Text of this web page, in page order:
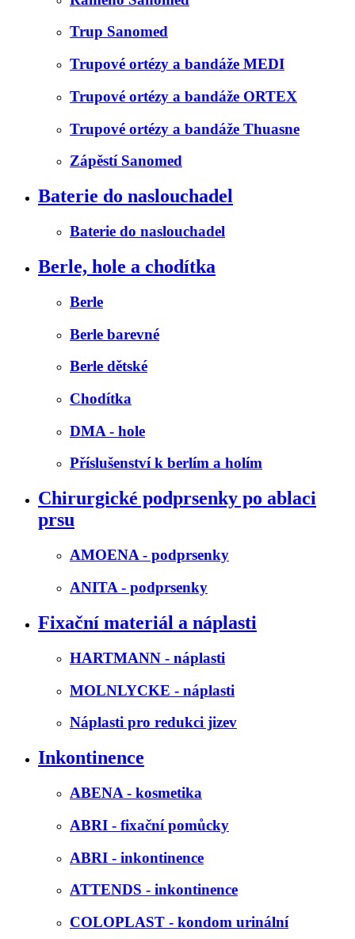
Trup Sanomed
Trupové ortézy a bandáže MEDI
Trupové ortézy a bandáže ORTEX
Trupové ortézy a bandáže Thuasne
Zápěstí Sanomed
Baterie do naslouchadel
Baterie do naslouchadel
Berle, hole a chodítka
Berle
Berle barevné
Berle dětské
Chodítka
DMA - hole
Příslušenství k berlím a holím
Chirurgické podprsenky po ablaci
prsu
AMOENA - podprsenky
ANITA - podprsenky
Fixační materiál a náplasti
HARTMANN - náplasti
MOLNLYCKE - náplasti
Náplasti pro redukci jizev
Inkontinence
ABENA - kosmetika
ABRI - fixační pomůcky
ABRI - inkontinence
ATTENDS - inkontinence
COLOPLAST - kondom urinální